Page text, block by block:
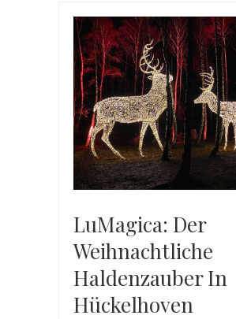
LuMagica: Der
Weihnachtliche
Haldenzauber In
Hückelhoven